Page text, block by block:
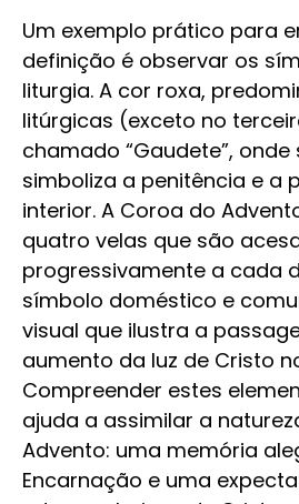
Um exemplo prático para
definição é observar os
liturgia. A cor roxa,
litúrgicas (exceto no
chamado “Gaudete”,
simboliza a penitência e a
interior. A Coroa do
quatro velas que são
progressivamente a cada
símbolo doméstico e
visual que ilustra a
aumento da luz de Cristo
Compreender estes
ajuda a assimilar a
Advento: uma memória
Encarnação e uma